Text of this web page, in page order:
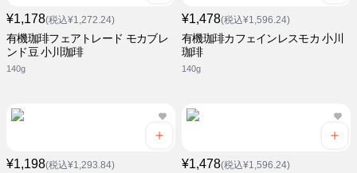
¥1,178(税込¥1,272.24)
有機珈琲フェアトレード モカブレ
ンド豆 小川珈琲
140g
¥1,478(税込¥1,596.24)
有機珈琲カフェインレスモカ 小川
珈琲
140g
¥1,198(税込¥1,293.84) ¥1,478(税込¥1,596.24)